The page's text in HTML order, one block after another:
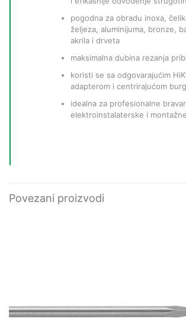
pogodna za obradu inoxa,
željeza, aluminijuma, bronze,
akrila i drveta
maksimalna dubina rezanja
koristi se sa odgovarajućim
adapterom i centrirajućom
idealna za profesionalne
elektroinstalaterske i
Povezani proizvodi